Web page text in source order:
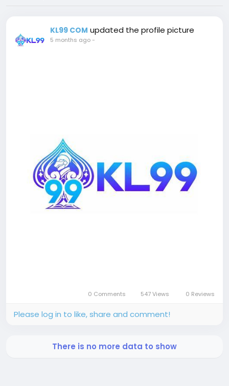
KL99 COM updated the profile picture
5 months ago-
0 Comments 547 Views 0 Reviews
Please log in to like, share and comment!
There is no more data to show